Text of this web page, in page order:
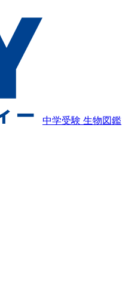
中学受験 生物図鑑